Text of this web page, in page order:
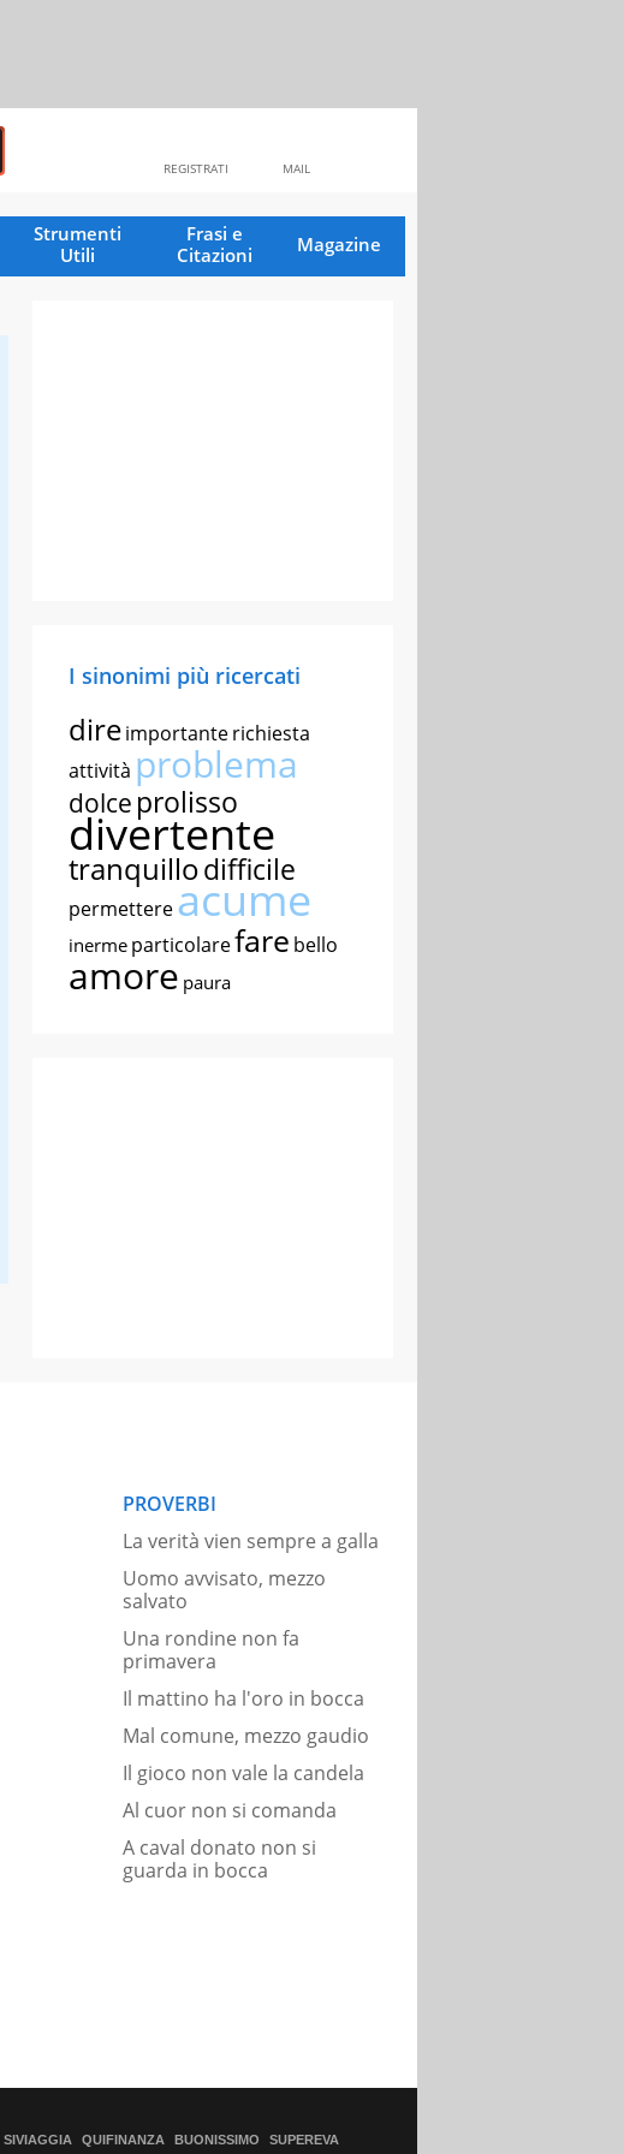
MAIL
REGISTRATI
Strumenti
Utili
Frasi e
Citazioni
Magazine
I sinonimi più ricercati
direimportanterichiesta
attività problema
dolce prolisso
divertente
tranquillodifficile
permettereacume
inerme particolarefare bello
amore paura
PROVERBI
La verità vien sempre a galla
Uomo avvisato, mezzo
salvato
Una rondine non fa
primavera
Il mattino ha l'oro in bocca
Mal comune, mezzo gaudio
Il gioco non vale la candela
Al cuor non si comanda
A caval donato non si
guarda in bocca
SIVIAGGIA QUIFINANZA BUONISSIMO SUPEREVA